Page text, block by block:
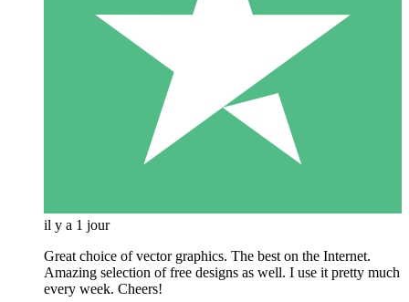
il y a 1 jour
Great choice of vector graphics. The best on the Internet.
Amazing selection of free designs as well. I use it pretty much
every week. Cheers!